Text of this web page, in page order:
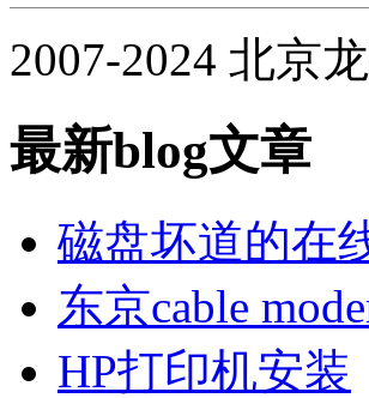
2007-2024 北京
最新blog文章
磁盘坏道的在
东京cable
HP打印机安装